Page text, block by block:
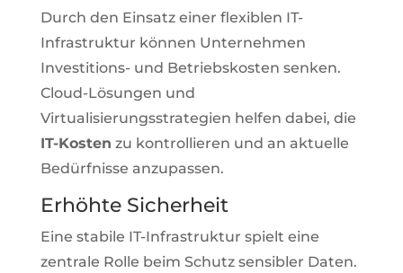
Durch den Einsatz einer flexiblen IT-
Infrastruktur können Unternehmen
Investitions- und Betriebskosten senken.
Cloud-Lösungen und
Virtualisierungsstrategien helfen dabei, die
IT-Kosten zu kontrollieren und an aktuelle
Bedürfnisse anzupassen.
Erhöhte Sicherheit
Eine stabile IT-Infrastruktur spielt eine
zentrale Rolle beim Schutz sensibler Daten.